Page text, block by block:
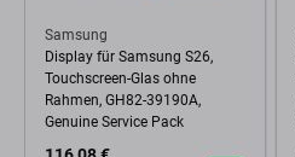
Samsung
Display für Samsung S26,
Touchscreen-Glas ohne
Rahmen, GH82-39190A,
Genuine Service Pack